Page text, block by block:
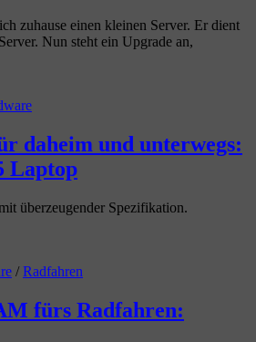
zuhause einen kleinen Server. Er dient
Nun steht ein Upgrade an,
daheim und unterwegs:
Laptop
überzeugender Spezifikation.
/Radfahren
fürs Radfahren: